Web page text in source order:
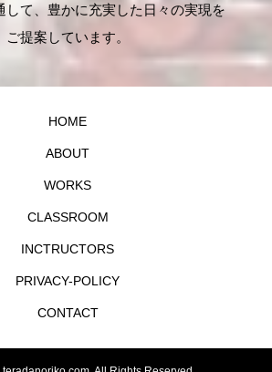
して、豊かに充実した日々の実現を
ご提案しています。
HOME
ABOUT
WORKS
CLASSROOM
INCTRUCTORS
PRIVACY-POLICY
CONTACT